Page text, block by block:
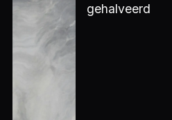
gehalveerd